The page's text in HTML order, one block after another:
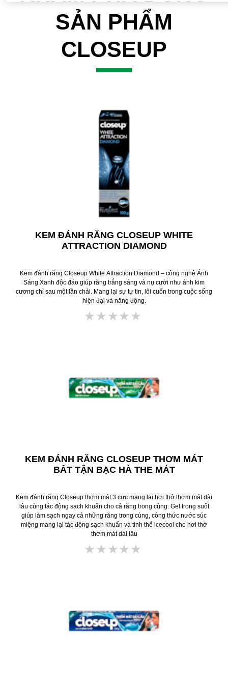
SẢN PHẨM
CLOSEUP
KEM ĐÁNH RĂNG CLOSEUP WHITE
ATTRACTION DIAMOND
Kem đánh răng Closeup White Attraction Diamond – công nghệ Ánh
Sáng Xanh độc đáo giúp răng trắng sáng và nụ cười như ánh kim
cương chỉ sau một lần chải. Mang lại sự tự tin, lôi cuốn trong cuộc sống
hiện đại và năng động.
Không
được
gửi
KEM ĐÁNH RĂNG CLOSEUP THƠM MÁT
BẤT TẬN BẠC HÀ THE MÁT
Kem đánh răng Closeup thơm mát 3 cực mang lại hơi thở thơm mát dài
lâu cùng tác động sạch khuẩn cho cả răng trong cùng. Gel trong suốt
giúp làm sạch ngay cả những răng trong cùng, công thức nước súc
miệng mang lại tác động sạch khuẩn và tinh thể icecool cho hơi thở
thơm mát dài lâu
Không
được
gửi